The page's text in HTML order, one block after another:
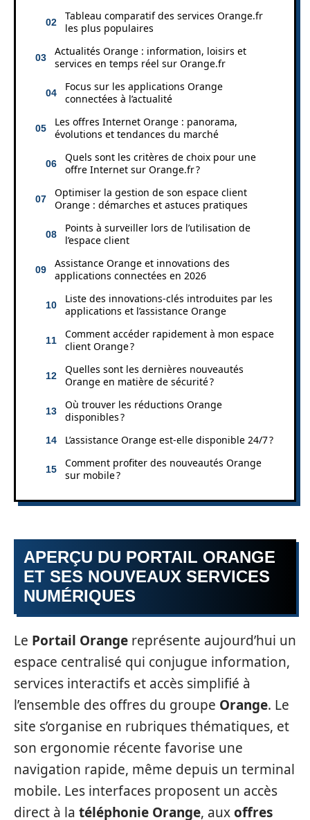
Tableau comparatif des services Orange.fr
les plus populaires
Actualités Orange : information, loisirs et
services en temps réel sur Orange.fr
Focus sur les applications Orange
connectées à l’actualité
Les offres Internet Orange : panorama,
évolutions et tendances du marché
Quels sont les critères de choix pour une
offre Internet sur Orange.fr ?
Optimiser la gestion de son espace client
Orange : démarches et astuces pratiques
Points à surveiller lors de l’utilisation de
l’espace client
Assistance Orange et innovations des
applications connectées en 2026
Liste des innovations-clés introduites par les
applications et l’assistance Orange
Comment accéder rapidement à mon espace
client Orange ?
Quelles sont les dernières nouveautés
Orange en matière de sécurité ?
Où trouver les réductions Orange
disponibles ?
L’assistance Orange est-elle disponible 24/7 ?
Comment profiter des nouveautés Orange
sur mobile ?
APERÇU DU PORTAIL ORANGE
ET SES NOUVEAUX SERVICES
NUMÉRIQUES
Le Portail Orange représente aujourd’hui un
espace centralisé qui conjugue information,
services interactifs et accès simplifié à
l’ensemble des offres du groupe Orange. Le
site s’organise en rubriques thématiques, et
son ergonomie récente favorise une
navigation rapide, même depuis un terminal
mobile. Les interfaces proposent un accès
direct à la téléphonie Orange, auxoffres